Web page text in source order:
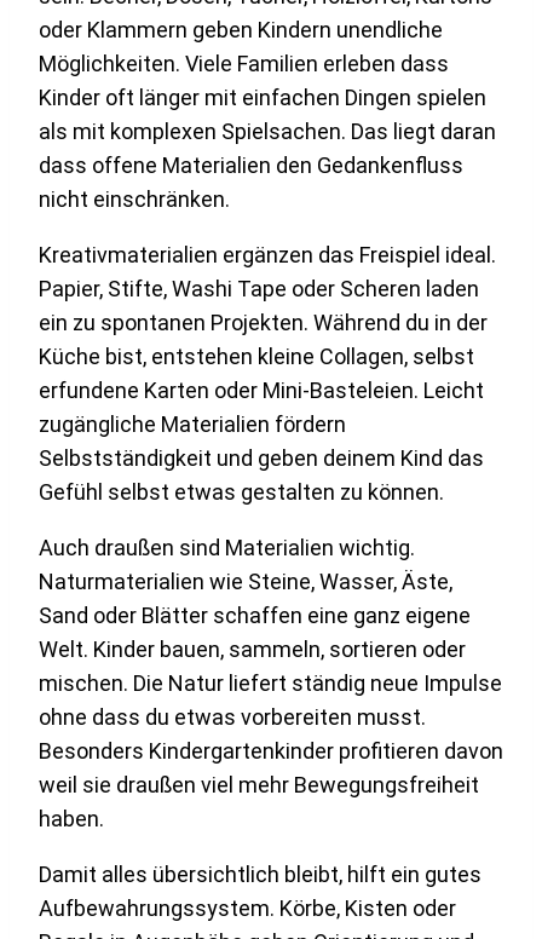
oder Klammern geben Kindern unendliche
Möglichkeiten. Viele Familien erleben dass
Kinder oft länger mit einfachen Dingen spielen
als mit komplexen Spielsachen. Das liegt daran
dass offene Materialien den Gedankenfluss
nicht einschränken.
Kreativmaterialien ergänzen das Freispiel ideal.
Papier, Stifte, Washi Tape oder Scheren laden
ein zu spontanen Projekten. Während du in der
Küche bist, entstehen kleine Collagen, selbst
erfundene Karten oder Mini-Basteleien. Leicht
zugängliche Materialien fördern
Selbstständigkeit und geben deinem Kind das
Gefühl selbst etwas gestalten zu können.
Auch draußen sind Materialien wichtig.
Naturmaterialien wie Steine, Wasser, Äste,
Sand oder Blätter schaffen eine ganz eigene
Welt. Kinder bauen, sammeln, sortieren oder
mischen. Die Natur liefert ständig neue Impulse
ohne dass du etwas vorbereiten musst.
Besonders Kindergartenkinder profitieren davon
weil sie draußen viel mehr Bewegungsfreiheit
haben.
Damit alles übersichtlich bleibt, hilft ein gutes
Aufbewahrungssystem. Körbe, Kisten oder